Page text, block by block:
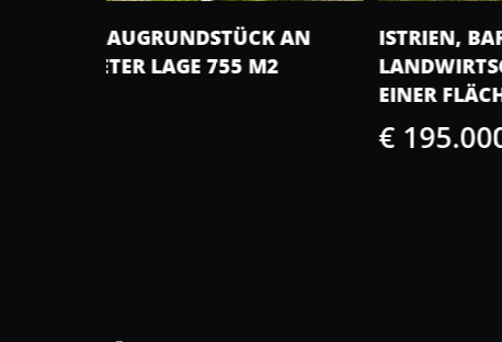
ISTRIEN, BARBAN - GROSSES BAU- UND L
ANDWIRTSCHAFTSGRUNDSTÜCK MIT E
INER FLÄCHE VON 13793 M2